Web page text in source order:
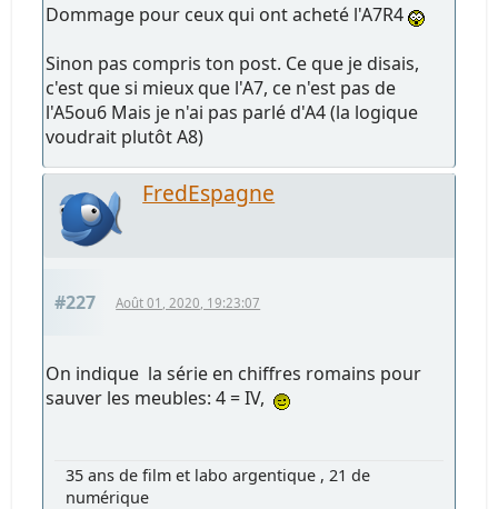
Dommage pour ceux qui ont acheté l'A7R4
Sinon pas compris ton post. Ce que je disais,
c'est que si mieux que l'A7, ce n'est pas de
l'A5ou6 Mais je n'ai pas parlé d'A4 (la logique
voudrait plutôt A8)
FredEspagne
#227 Août 01, 2020, 19:23:07
On indique la série en chiffres romains pour
sauver les meubles: 4 = IV,
35 ans de film et labo argentique , 21 de
numérique